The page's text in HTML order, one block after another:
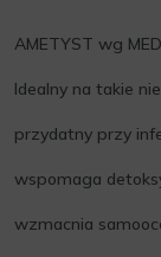
AMETYST wg
Idealny na takie
przydatny przy
wspomaga
wzmacnia